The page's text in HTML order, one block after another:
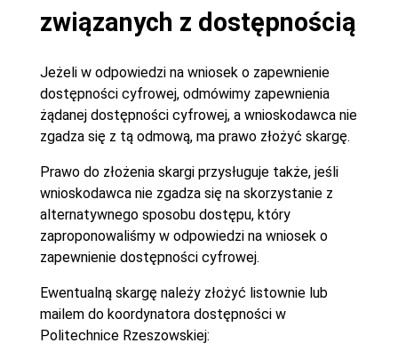
związanych z dostępnością
Jeżeli w odpowiedzi na wniosek o zapewnienie
dostępności cyfrowej, odmówimy zapewnienia
żądanej dostępności cyfrowej, a wnioskodawca nie
zgadza się z tą odmową, ma prawo złożyć skargę.
Prawo do złożenia skargi przysługuje także, jeśli
wnioskodawca nie zgadza się na skorzystanie z
alternatywnego sposobu dostępu, który
zaproponowaliśmy w odpowiedzi na wniosek o
zapewnienie dostępności cyfrowej.
Ewentualną skargę należy złożyć listownie lub
mailem do koordynatora dostępności w
Politechnice Rzeszowskiej: